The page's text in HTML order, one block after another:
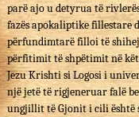
parë ajo u detyrua të
fazës apokaliptike
përfundimtarë filloi të
përfitimit të shpëtimit në
Jezu Krishti si Logosi i
një jetë të rigjeneruar falë
ungjillit të Gjonit i cili është